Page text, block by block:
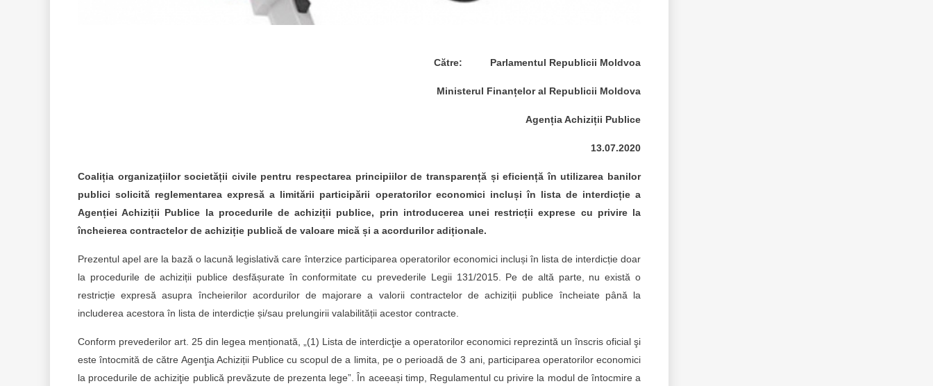
Către: Parlamentul Republicii Moldvoa
Ministerul Finanțelor al Republicii Moldova
Agenția Achiziții Publice
13.07.2020
Coaliția organizațiilor societății civile pentru respectarea principiilor de transparență și eficiență în utilizarea banilor
publici solicită reglementarea expresă a limitării participării operatorilor economici incluși în lista de interdicție a
Agenției Achiziții Publice la procedurile de achiziții publice, prin introducerea unei restricții exprese cu privire la
încheierea contractelor de achiziție publică de valoare mică și a acordurilor adiționale.
Prezentul apel are la bază o lacună legislativă care înterzice participarea operatorilor economici incluși în lista de interdicție doar
la procedurile de achiziții publice desfășurate în conformitate cu prevederile Legii 131/2015. Pe de altă parte, nu există o
restricție expresă asupra încheierilor acordurilor de majorare a valorii contractelor de achiziții publice încheiate până la
includerea acestora în lista de interdicție și/sau prelungirii valabilității acestor contracte.
Conform prevederilor art. 25 din legea menționată, „(1) Lista de interdicţie a operatorilor economici reprezintă un înscris oficial şi
este întocmită de către Agenţia Achiziții Publice cu scopul de a limita, pe o perioadă de 3 ani, participarea operatorilor economici
la procedurile de achiziţie publică prevăzute de prezenta lege”. În aceeași timp, Regulamentul cu privire la modul de întocmire a